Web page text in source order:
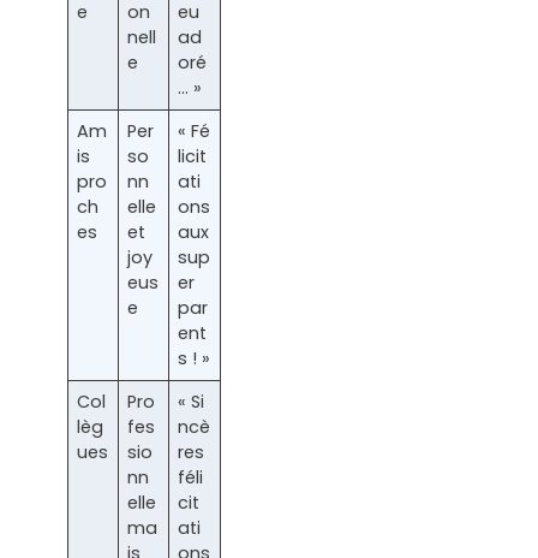
e
on
nell
e
eu
ad
oré
… »
Am
is
pro
ch
es
Per
so
nn
elle
et
joy
eus
e
« Fé
licit
ati
ons
aux
sup
er
par
ent
s ! »
Col
lèg
ues
Pro
fes
sio
nn
elle
ma
is
« Si
ncè
res
féli
cit
ati
ons